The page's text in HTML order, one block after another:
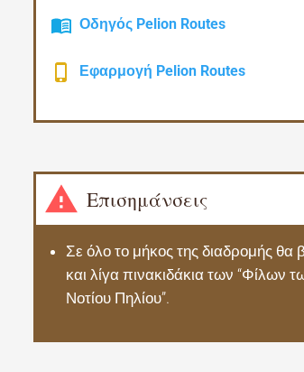
Οδηγός Pelion Routes
Εφαρμογή Pelion Routes
Επισημάνσεις
Σε όλο το μήκος της διαδρομής θα
και λίγα πινακιδάκια των “Φίλων
Νοτίου Πηλίου”.